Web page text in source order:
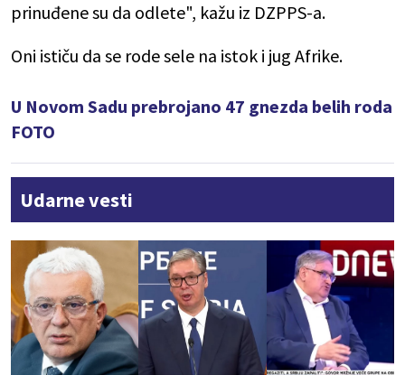
prinuđene su da odlete", kažu iz DZPPS-a.
Oni ističu da se rode sele na istok i jug Afrike.
U Novom Sadu prebrojano 47 gnezda belih roda
FOTO
Udarne vesti